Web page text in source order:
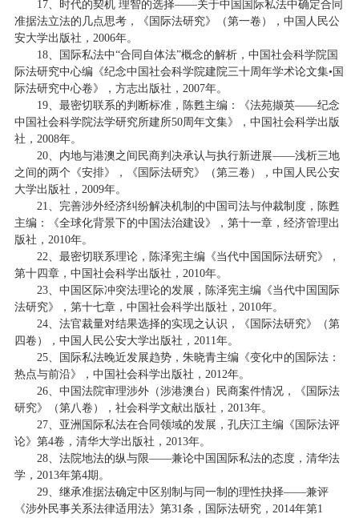
17、时代的契机 理智的选择——关于中国国际私法中确定合同
准据法立法的几点思考，《国际法研究》（第一卷），中国人民公
安大学出版社，2006年。
18、国际私法中“合同自体法”概念的解析，中国社会科学院国
际法研究中心编《纪念中国社会科学院建院三十周年学术论文集•国
际法研究中心卷》，方志出版社，2007年。
19、最密切联系的判断标准，陈甦主编：《法苑撷英——纪念
中国社会科学院法学研究所建所50周年文集》，中国社会科学出版
社，2008年。
20、内地与港澳之间民商判决承认与执行新进展——浅析三地
之间的两个《安排》，《国际法研究》（第三卷），中国人民公安
大学出版社，2009年。
21、完善涉外经济纠纷解决机制的中国司法与仲裁制度，陈甦
主编：《全球化背景下的中国法治建设》，第十一章，经济管理出
版社，2010年。
22、最密切联系理论，陈泽宪主编《当代中国国际法研究》，
第十四章，中国社会科学出版社，2010年。
23、中国区际冲突法理论的发展，陈泽宪主编《当代中国国际
法研究》，第十七章，中国社会科学出版社，2010年。
24、法官裁量对结果选择的实现之认识，《国际法研究》（第
四卷），中国人民公安大学出版社，2011年。
25、国际私法晚近发展趋势，朱晓青主编《变化中的国际法：
热点与前沿》，中国社会科学出版社，2012年。
26、中国法院审理涉外（涉港澳台）民商案件情况，《国际法
研究》（第八卷），社会科学文献出版社，2013年。
27、亚洲国际私法在合同领域的发展，孔庆江主编《国际法评
论》第4卷，清华大学出版社，2013年。
28、法院地法的纵与限——兼论中国国际私法的态度，清华法
学，2013年第4期。
29、继承准据法确定中区别制与同一制的理性抉择——兼评
《涉外民事关系法律适用法》第31条，国际法研究，2014年第1